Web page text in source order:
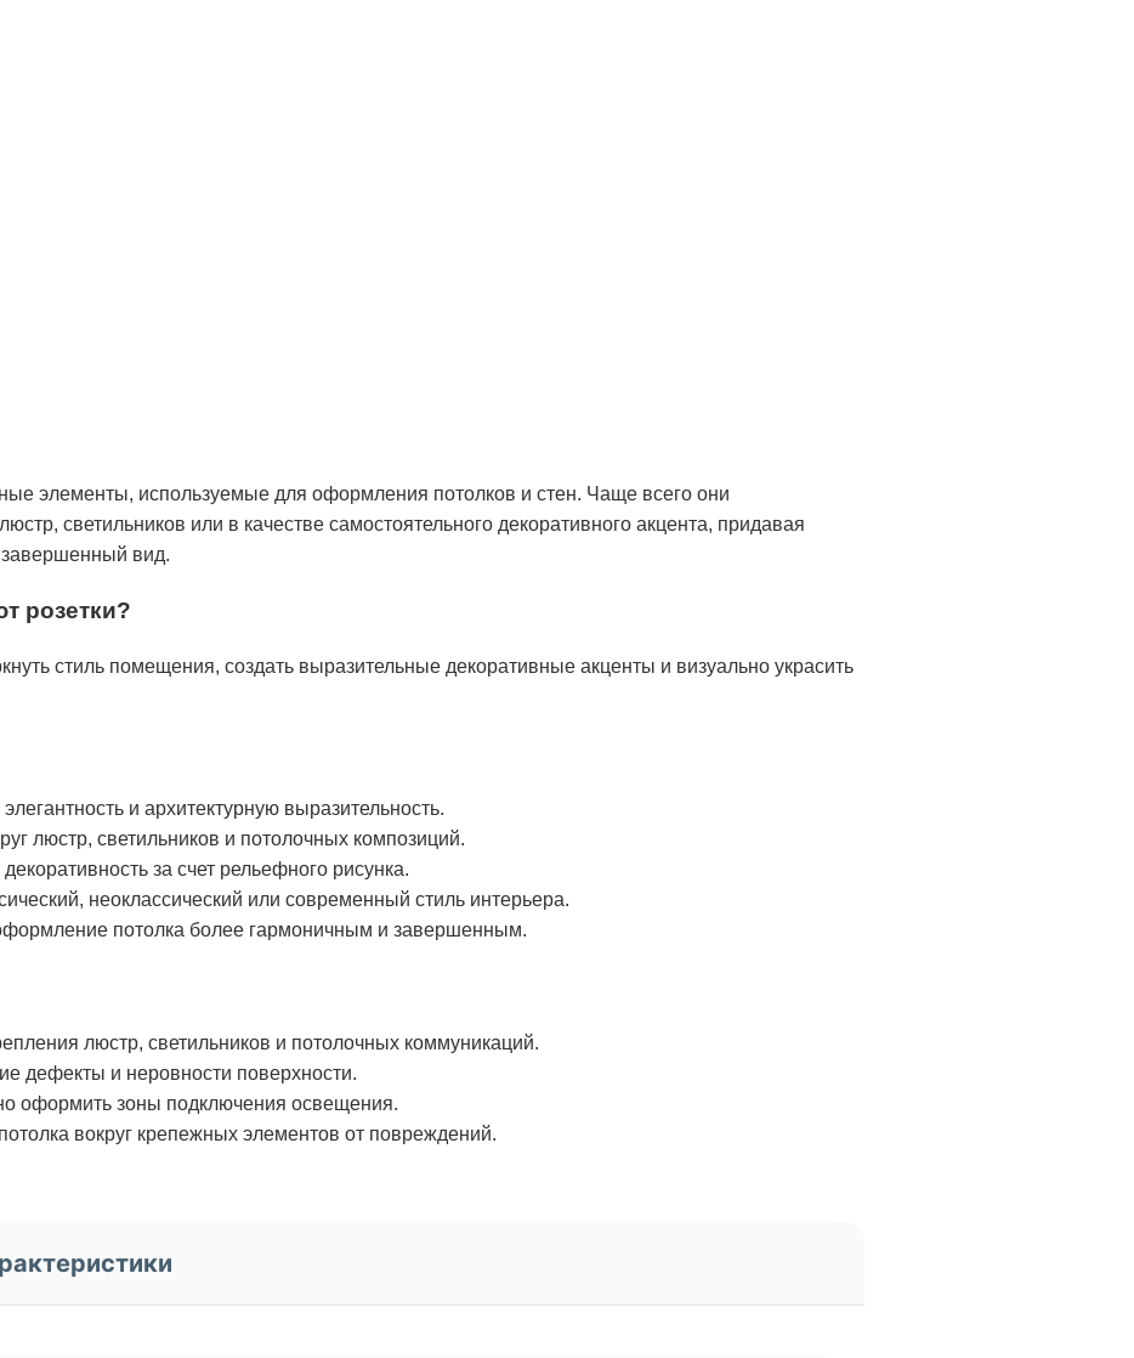
элементы, используемые для оформления потолков и стен. Чаще всего они
светильников или в качестве самостоятельного декоративного акцента, придавая
вид.
розетки?
стиль помещения, создать выразительные декоративные акценты и визуально украсить
и архитектурную выразительность.
люстр, светильников и потолочных композиций.
за счет рельефного рисунка.
неоклассический или современный стиль интерьера.
потолка более гармоничным и завершенным.
люстр, светильников и потолочных коммуникаций.
дефекты и неровности поверхности.
оформить зоны подключения освещения.
вокруг крепежных элементов от повреждений.